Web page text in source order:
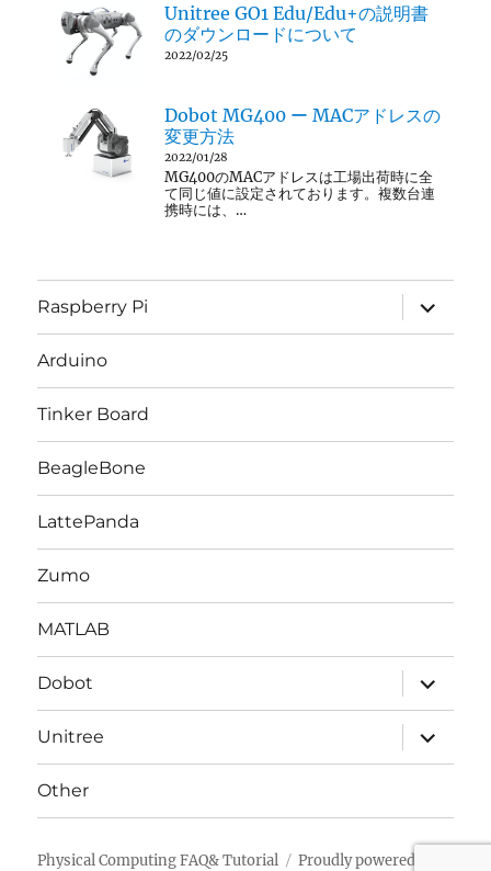
Unitree GO1 Edu/Edu+の説明書
のダウンロードについて
2022/02/25
Dobot MG400 ー MACアドレスの
変更方法
2022/01/28
MG400のMACアドレスは工場出荷時に全
て同じ値に設定されております。複数台連
携時には、…
Raspberry Pi
サ
ブ
メ
ー
開
Arduino
Tinker Board
BeagleBone
LattePanda
Zumo
MATLAB
Dobot
サ
ブ
メ
ニ
ュ
ー
開
Unitree
サ
ブ
メ
ー
展
Other
Physical Computing FAQ& Tutorial Proudly powered by